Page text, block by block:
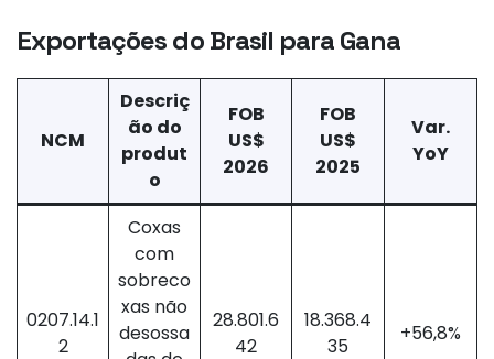
Exportações do Brasil para Gana
NCM
Descriç
ão do
produt
o
FOB
US$
2026
FOB
US$
2025
Var.
YoY
0207.14.1
2
Coxas
com
sobreco
xas não
desossa
28.801.6
42
18.368.4
35
+56,8%